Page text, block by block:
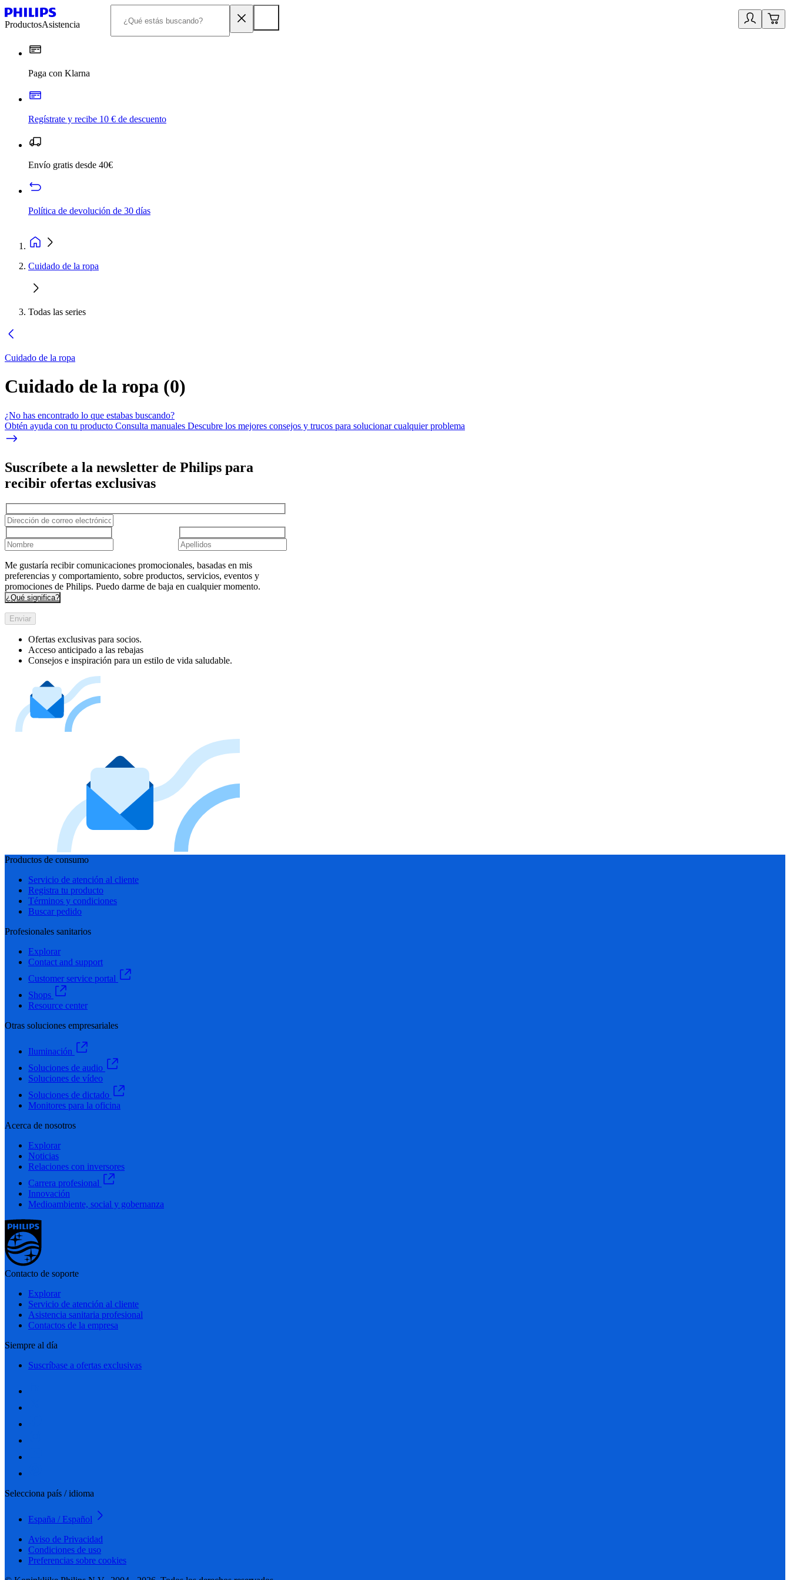
ProductosAsistencia
Paga con Klarna
Regístrate y recibe 10 € de descuento
Envío gratis desde 40€
Política de devolución de 30 días
Cuidado de la ropa
Todas las series
Cuidado de la ropa
Cuidado de la ropa (0)
¿No has encontrado lo que estabas buscando?
Obtén ayuda con tu producto Consulta manuales Descubre los mejores consejos y trucos para solucionar cualquier problema
Suscríbete a la newsletter de Philips para
recibir ofertas exclusivas
Me gustaría recibir comunicaciones promocionales, basadas en mis
preferencias y comportamiento, sobre productos, servicios, eventos y
promociones de Philips. Puedo darme de baja en cualquier momento.
¿Qué significa?
Enviar
Ofertas exclusivas para socios.
Acceso anticipado a las rebajas
Consejos e inspiración para un estilo de vida saludable.
Productos de consumo
Servicio de atención al cliente
Registra tu producto
Términos y condiciones
Buscar pedido
Profesionales sanitarios
Explorar
Contact and support
Customer service portal
Shops
Resource center
Otras soluciones empresariales
Iluminación
Soluciones de audio
Soluciones de vídeo
Soluciones de dictado
Monitores para la oficina
Acerca de nosotros
Explorar
Noticias
Relaciones con inversores
Carrera profesional
Innovación
Medioambiente, social y gobernanza
Contacto de soporte
Explorar
Servicio de atención al cliente
Asistencia sanitaria profesional
Contactos de la empresa
Siempre al día
Suscríbase a ofertas exclusivas
Selecciona país / idioma
España / Español
Aviso de Privacidad
Condiciones de uso
Preferencias sobre cookies